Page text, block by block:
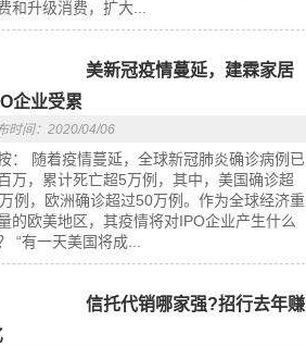
和升级消费，扩大...
美新冠疫情蔓延，建霖家居
企业受累
时间：2020/04/06
： 随着疫情蔓延，全球新冠肺炎确诊病例已
万，累计死亡超5万例，其中，美国确诊超
例，欧洲确诊超过50万例。作为全球经济重
的欧美地区，其疫情将对IPO企业产生什么
“有一天美国将成...
信托代销哪家强?招行去年赚